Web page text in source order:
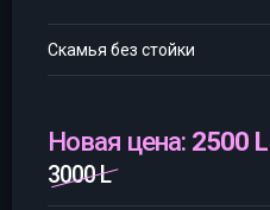
Скамья без стойки
Новая цена: 2500 L
3000 L